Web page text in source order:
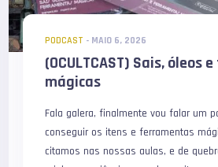
PODCAST - MAIO 6, 2026
(OCULTCAST) Sais, óleos
mágicas
Fala galera, finalmente vou falar um
conseguir os itens e ferramentas
citamos nas nossas aulas, e de